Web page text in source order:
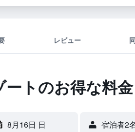
レビュー
ートのお得な料金
8月16日 日 宿泊者2